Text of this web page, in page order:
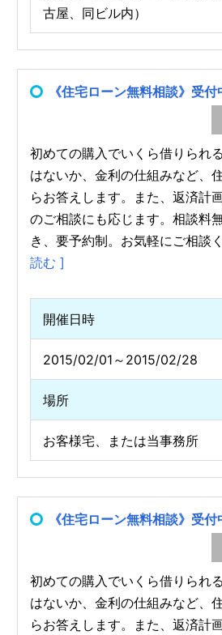
古屋、同ビル内）
《住宅ローン無料相談》受付
初めての購入でいくら借りられ
はないか、金利の仕組みなど、
らお答えします。また、返済計
のご相談にも応じます。相談料
き、要予約制。お気軽にご相談
読む ]
開催日時
2015/02/01～2015/02/28
場所
お客様宅、または当事務所
《住宅ローン無料相談》受付
初めての購入でいくら借りられ
はないか、金利の仕組みなど、
らお答えします。また、返済計